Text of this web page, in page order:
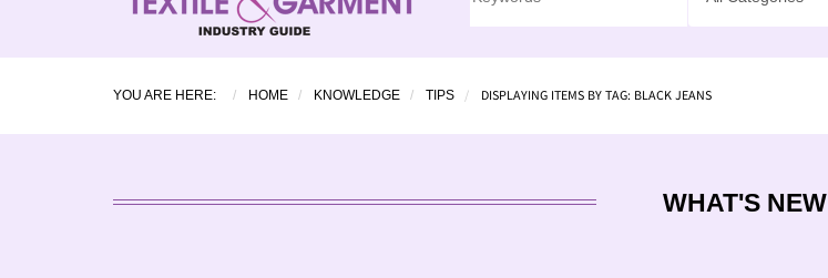
YOU ARE HERE: HOME KNOWLEDGE TIPS DISPLAYING ITEMS BY TAG: BLACK JEANS
WHAT'S NEW